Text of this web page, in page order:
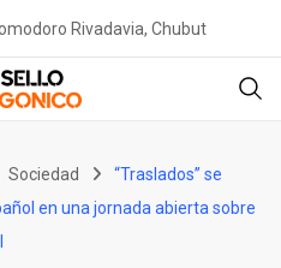
Rivadavia, Chubut
Sociedad
“Traslados” se
en una jornada abierta sobre